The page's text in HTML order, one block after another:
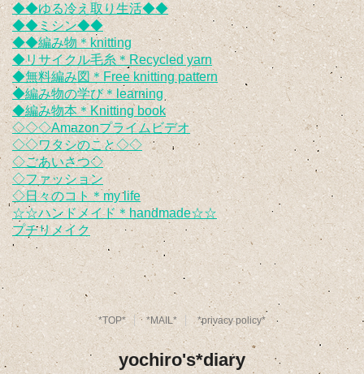
◆◆ゆる冷え取り生活◆◆
◆◆ミシン◆◆
◆◆編み物＊knitting
◆リサイクル毛糸＊Recycled yarn
◆無料編み図＊Free knitting pattern
◆編み物の学び＊learning
◆編み物本＊Knitting book
◇◇◇Amazonプライムビデオ
◇◇ワタシのこと◇◇
◇ごあいさつ◇
◇ファッション
◇日々のコト＊my life
☆☆ハンドメイド＊handmade☆☆
プチリメイク
*TOP* *MAIL* *privacy policy*
yochiro's*diary